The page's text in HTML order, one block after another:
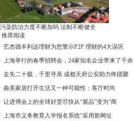
污染防治力度不断加码 法制不断健全
推荐阅读
· 艺杰德丰利达理财为您警示P2P 理财的4大误区
· 上海举行的春季招聘会，24家知名企业带来了千余
· 走失二十载，千里寻亲 成都天府公安助力终团聚
· 曲美家居打开生活又一种可能性：客厅时尚
· 让进博会上的全球好货尽快从“展品”变为“商
· 上海市义务教育入学报名系统”采用新网址